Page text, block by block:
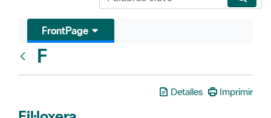
FrontPage
F
Detalles Imprimir